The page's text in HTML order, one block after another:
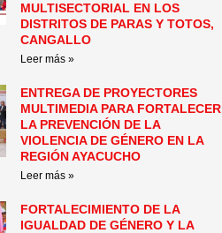
MULTISECTORIAL EN LOS
DISTRITOS DE PARAS Y TOTOS,
CANGALLO
Leer más »
ENTREGA DE PROYECTORES
MULTIMEDIA PARA FORTALECER
LA PREVENCIÓN DE LA
VIOLENCIA DE GÉNERO EN LA
REGIÓN AYACUCHO
Leer más »
FORTALECIMIENTO DE LA
IGUALDAD DE GÉNERO Y LA